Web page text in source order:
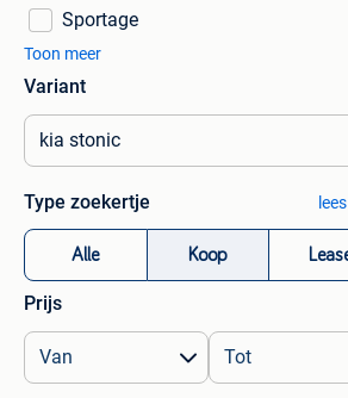
Sportage
Toon meer
Variant
Type zoekertje
Alle Koop
Prijs